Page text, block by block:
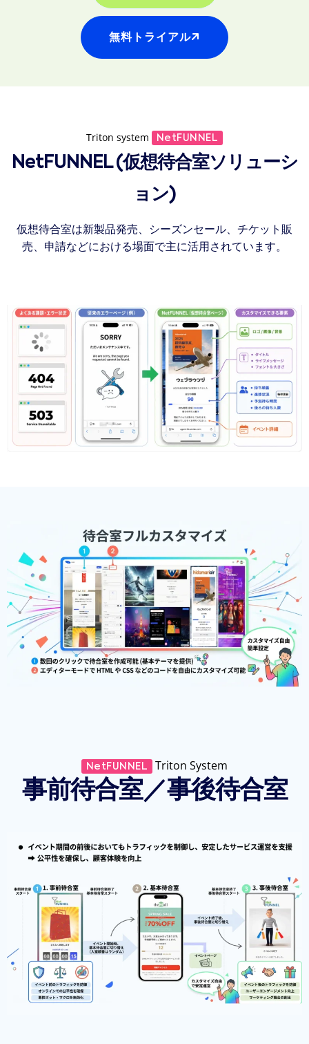
無料トライアル
Triton system NetFUNNEL
NetFUNNEL (仮想待合室ソリューシ
ョン)
仮想待合室は新製品発売、シーズンセール、チケット販
売、申請などにおける場面で主に活用されています。
NetFUNNEL Triton System
事前待合室／事後待合室